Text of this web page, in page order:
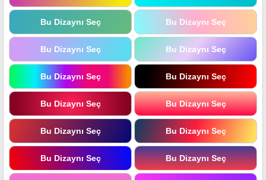
Bu Dizaynı Seç Bu Dizaynı Seç
Bu Dizaynı Seç Bu Dizaynı Seç
Bu Dizaynı Seç Bu Dizaynı Seç
Bu Dizaynı Seç Bu Dizaynı Seç
Bu Dizaynı Seç Bu Dizaynı Seç
Bu Dizaynı Seç Bu Dizaynı Seç